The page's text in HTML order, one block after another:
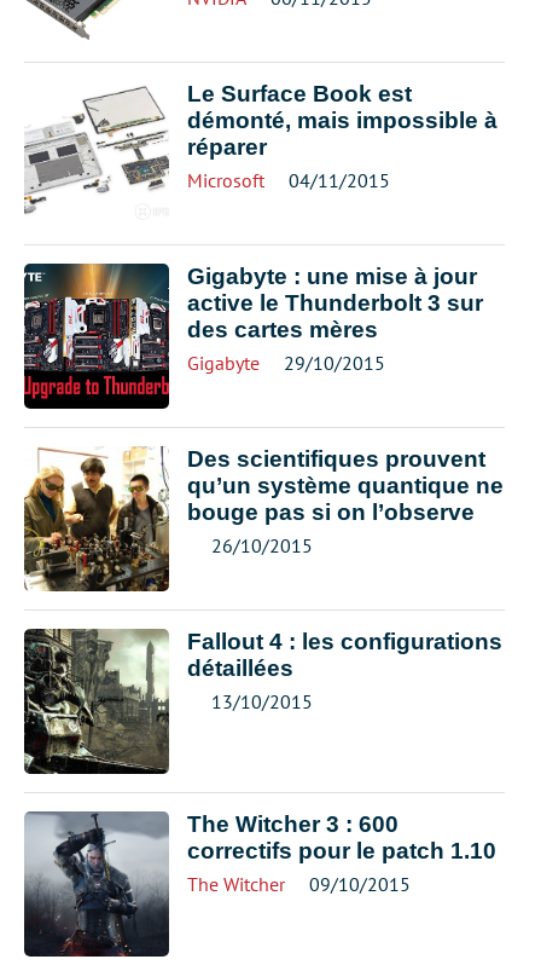
Le Surface Book est
démonté, mais impossible à
réparer
Microsoft 04/11/2015
Gigabyte : une mise à jour
active le Thunderbolt 3 sur
des cartes mères
Gigabyte 29/10/2015
Des scientifiques prouvent
qu’un système quantique ne
bouge pas si on l’observe
26/10/2015
Fallout 4 : les configurations
détaillées
13/10/2015
The Witcher 3 : 600
correctifs pour le patch 1.10
The Witcher 09/10/2015